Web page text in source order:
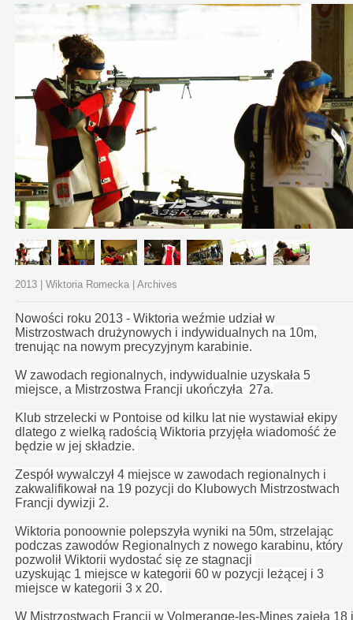
2013 | Wiktoria Romecka | Archives
Nowości roku 2013 - Wiktoria weźmie udział w
Mistrzostwach drużynowych i indywidualnych na 10m,
trenując na nowym precyzyjnym karabinie.
W zawodach regionalnych, indywidualnie uzyskała 5
miejsce, a Mistrzostwa Francji ukończyła 27a.
Klub strzelecki w Pontoise od kilku lat nie wystawiał ekipy
dlatego z wielką radością Wiktoria przyjęła wiadomość że
będzie w jej składzie.
Zespół wywalczył 4 miejsce w zawodach regionalnych i
zakwalifikował na 19 pozycji do Klubowych Mistrzostwach
Francji dywizji 2.
Wiktoria ponoownie polepszyła wyniki na 50m, strzelając
podczas zawodów Regionalnych z nowego karabinu, który
pozwolił Wiktorii wydostać się ze stagnacji
uzyskując 1 miejsce w kategorii 60 w pozycji leżącej i 3
miejsce w kategorii 3 x 20.
W Mistrzostwach Francji w Volmerange-les-Mines zajęła 18 i